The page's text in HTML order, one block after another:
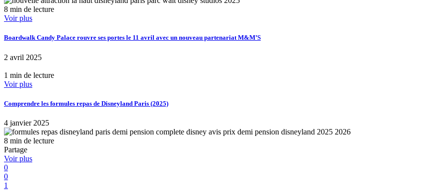
8 min de lecture
Voir plus
Boardwalk Candy Palace rouvre ses portes le 11 avril avec un nouveau partenariat M&M’S
2 avril 2025
1 min de lecture
Voir plus
Comprendre les formules repas de Disneyland Paris (2025)
4 janvier 2025
8 min de lecture
Partage
Voir plus
0
0
1